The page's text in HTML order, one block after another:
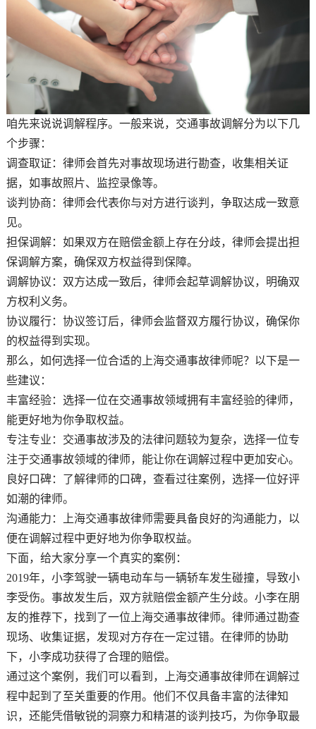
咱先来说说调解程序。一般来说，交通事故调解分为以下几
个步骤：
调查取证：律师会首先对事故现场进行勘查，收集相关证
据，如事故照片、监控录像等。
谈判协商：律师会代表你与对方进行谈判，争取达成一致意
见。
担保调解：如果双方在赔偿金额上存在分歧，律师会提出担
保调解方案，确保双方权益得到保障。
调解协议：双方达成一致后，律师会起草调解协议，明确双
方权利义务。
协议履行：协议签订后，律师会监督双方履行协议，确保你
的权益得到实现。
那么，如何选择一位合适的上海交通事故律师呢？以下是一
些建议：
丰富经验：选择一位在交通事故领域拥有丰富经验的律师，
能更好地为你争取权益。
专注专业：交通事故涉及的法律问题较为复杂，选择一位专
注于交通事故领域的律师，能让你在调解过程中更加安心。
良好口碑：了解律师的口碑，查看过往案例，选择一位好评
如潮的律师。
沟通能力：上海交通事故律师需要具备良好的沟通能力，以
便在调解过程中更好地为你争取权益。
下面，给大家分享一个真实的案例：
2019年，小李驾驶一辆电动车与一辆轿车发生碰撞，导致小
李受伤。事故发生后，双方就赔偿金额产生分歧。小李在朋
友的推荐下，找到了一位上海交通事故律师。律师通过勘查
现场、收集证据，发现对方存在一定过错。在律师的协助
下，小李成功获得了合理的赔偿。
通过这个案例，我们可以看到，上海交通事故律师在调解过
程中起到了至关重要的作用。他们不仅具备丰富的法律知
识，还能凭借敏锐的洞察力和精湛的谈判技巧，为你争取最